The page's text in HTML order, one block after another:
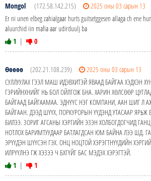
Mongol (172.58.142.215)
2025 оны 03 сарын 13
Er ni unen elbeg zahialgaar hurts guitsetggesen allaga ch ene
aluurchid iin mafia aar udirduulj ba
1 | 0
Өөөөө (202.21.108.239)
2025 оны 03 сарын 13
СУЛЛУУЛАХ ГЭЭЛ МАШ ИДЭВХИТЭЙ ЯВААД БАЙГАА ХЭДХЭН
ГЭРИЙНХНИЙГ НЬ БОЛ ОЙЛГОЖ БНА. ХАРИН ХӨЛСӨӨР
БАЙГААД БАЙГААМАА. ЭДНҮҮС НЭГ КОМПАНИ, ААН ШИГ Л
БАЙГААН. ДЭЭД ШҮҮХ, ПОРКУРОРЫН ҮҮДЭНД УТАСААР ЯРЬЖ
БИЛЭЭ. ЗОРИГ АГСАНЫ ХЭРГИЙН ЭЗЭН ХОЛБОГДОГЧИД
НОТЛОХ БАРИМТУУДААР БАТЛАГДСАН ЮМ БАЙНА ЛЭЭ ШД.
ЭРҮҮДЭН ШҮҮСЭН ГЭХ. ОНЦ НОЦТОЙ ХЭРЭГТНҮҮДИЙН
ИЛРҮҮЛНЭ ГЖ ХЭЗЭЭ Ч БХГҮЙГ БАС МЭДЭХ ХЭРЭГТЭЙ.
1 | 1